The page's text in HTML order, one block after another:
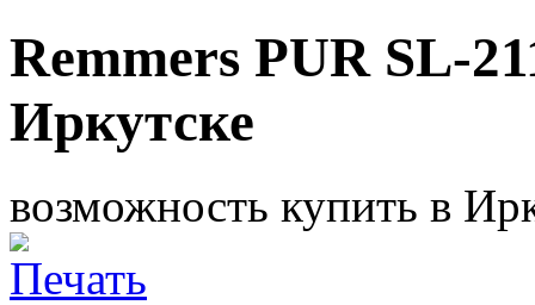
Remmers PUR SL-
Иркутске
возможность купить в